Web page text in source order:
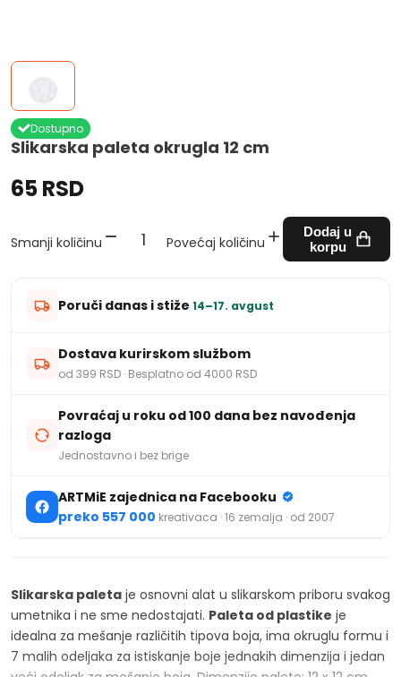
Slikarska paleta okrugla 12 cm
Dostupno
65 RSD
Smanji količinu Povećaj količinu
Dodaj u
korpu
Poruči danas i stiže 14–17. avgust
Dostava kurirskom službom
od 399 RSD · Besplatno od 4000 RSD
Povraćaj u roku od 100 dana bez navođenja
razloga
Jednostavno i bez brige
ARTMiE zajednica na Facebooku
preko 557 000 kreativaca · 16 zemalja · od 2007
Slikarska paleta je osnovni alat u slikarskom priboru svakog
umetnika i ne sme nedostajati. Paleta od plastike je
idealna za mešanje različitih tipova boja, ima okruglu formu i
7 malih odeljaka za istiskanje boje jednakih dimenzija i jedan